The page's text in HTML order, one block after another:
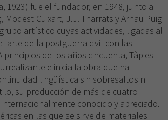
1923) fue el fundador, en 1948, junto a
Modest Cuixart, J.J. Tharrats y Arnau Puig
artístico cuyas actividades, ligadas al
arte de la postguerra civil con las
principios de los años cincuenta, Tàpies
e inicia la obra que ha
lingüística sin sobresaltos ni
su producción de más de cuatro
conocido y apreciado.
en las que se sirve de materiales